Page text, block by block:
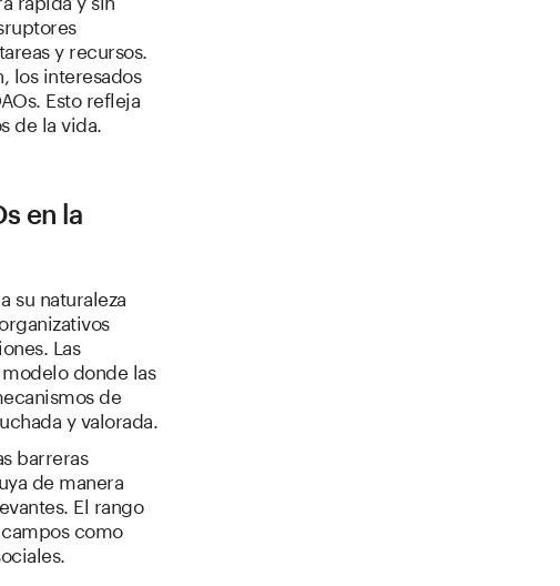
y recursos.
los interesados
Esto refleja
de la vida.
en la
su naturaleza
Las
donde las
de
y valorada.
barreras
de manera
El rango
como